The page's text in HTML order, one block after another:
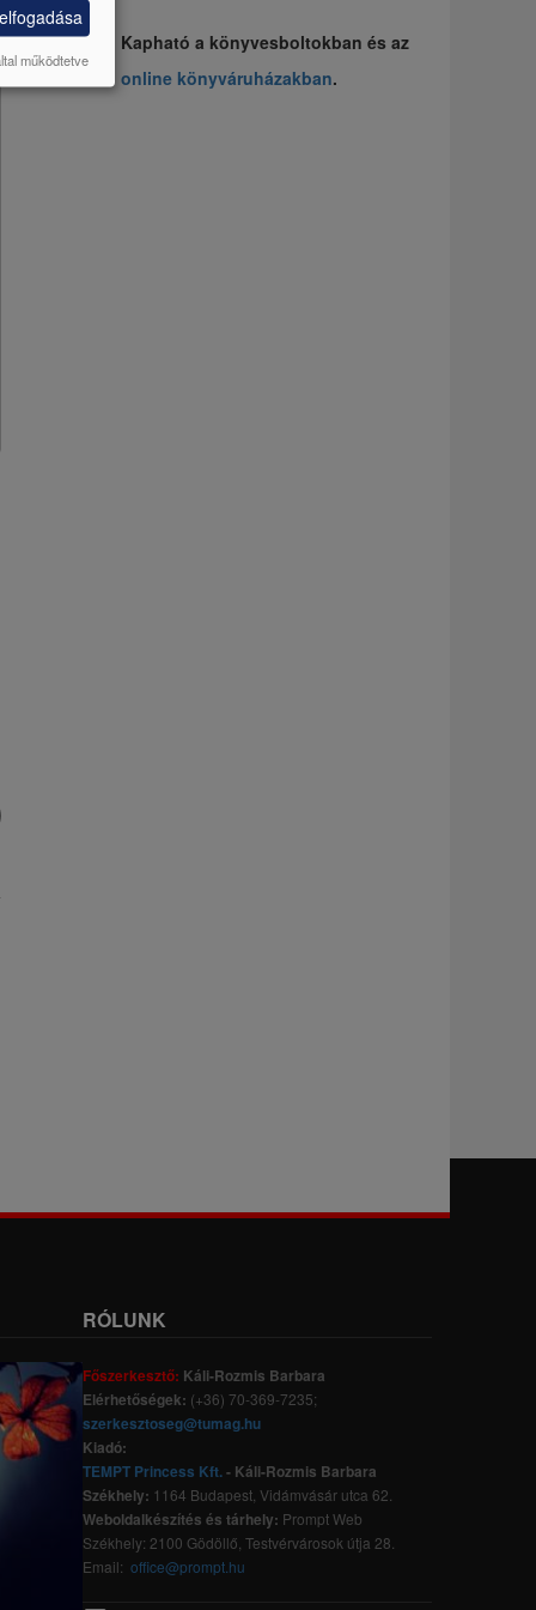
Kapható a könyvesboltokban és az
online könyváruházakban.
RÓLUNK
Főszerkesztő: Káli-Rozmis Barbara
Elérhetőségek: (+36) 70-369-7235;
szerkesztoseg@tumag.hu
Kiadó:
TEMPT Princess Kft.- Káli-Rozmis Barbara
Székhely: 1164 Budapest, Vidámvásár utca 62.
Weboldalkészítés és tárhely: Prompt Web
Székhely: 2100 Gödöllő, Testvérvárosok útja 28.
Email: office@prompt.hu
működtetve